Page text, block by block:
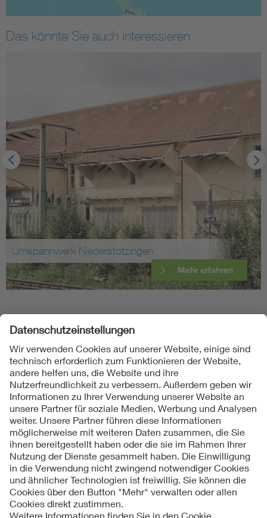
Das könnte Sie auch interessieren
Umspannwerk Niederstotzingen
Mehr erfahren
Folgen Sie uns
Kontakte
Service
Impressum